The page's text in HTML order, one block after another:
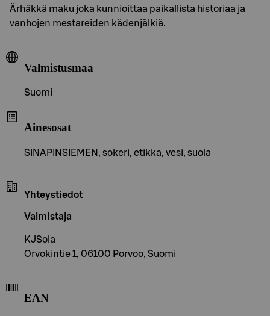
Ärhäkkä maku joka kunnioittaa paikallista historiaa ja
vanhojen mestareiden kädenjälkiä.
Valmistusmaa
Suomi
Ainesosat
SINAPINSIEMEN, sokeri, etikka, vesi, suola
Yhteystiedot
Valmistaja
KJSola
Orvokintie 1, 06100 Porvoo, Suomi
EAN